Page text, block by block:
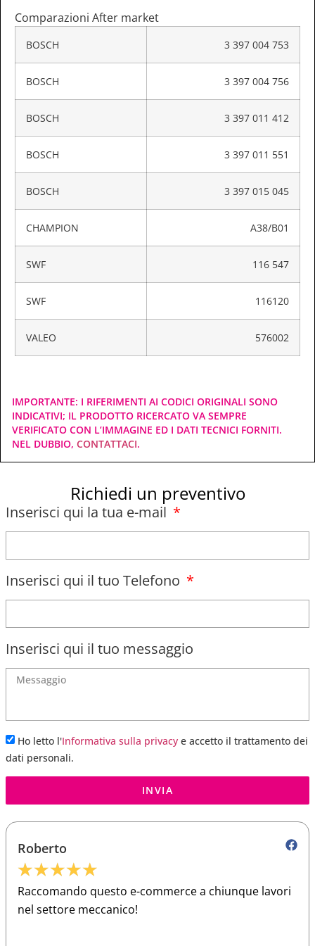
Comparazioni After market
BOSCH 3 397 004 753
BOSCH 3 397 004 756
BOSCH 3 397 011 412
BOSCH 3 397 011 551
BOSCH 3 397 015 045
CHAMPION A38/B01
SWF 116 547
SWF 116120
VALEO 576002
IMPORTANTE: I RIFERIMENTI AI CODICI ORIGINALI SONO
INDICATIVI; IL PRODOTTO RICERCATO VA SEMPRE
VERIFICATO CON L’IMMAGINE ED I DATI TECNICI FORNITI.
NEL DUBBIO, CONTATTACI.
Richiedi un preventivo
Inserisci qui la tua e-mail
Inserisci qui il tuo Telefono
Inserisci qui il tuo messaggio
Ho letto l'Informativa sulla privacy e accetto il trattamento dei
dati personali.
INVIA
Roberto
★★★★★
Raccomando questo e-commerce a chiunque lavori
nel settore meccanico!